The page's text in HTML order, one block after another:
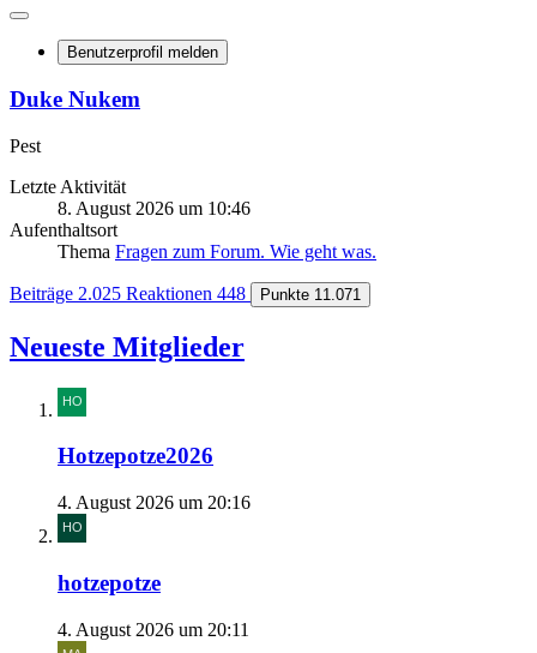
Benutzerprofil melden
Duke Nukem
Pest
Letzte Aktivität
8. August 2026 um 10:46
Aufenthaltsort
Thema Fragen zum Forum. Wie geht was.
Beiträge 2.025 Reaktionen 448 Punkte 11.071
Neueste Mitglieder
Hotzepotze2026
4. August 2026 um 20:16
hotzepotze
4. August 2026 um 20:11